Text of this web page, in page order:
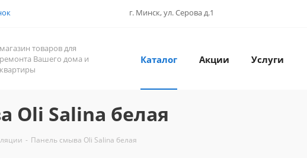
г. Минск, ул. Серова д.1
магазин товаров для
ремонта Вашего дома и
квартиры
Каталог Акции Услуги
Oli Salina белая
- Панель смыва Oli Salina белая